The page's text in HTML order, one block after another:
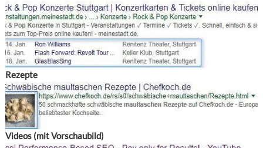
Rezepte
Videos (mit Vorschaubild)